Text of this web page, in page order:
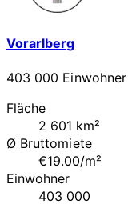
Vorarlberg
403 000 Einwohner
Fläche
2 601 km²
Ø Bruttomiete
€19.00/m²
Einwohner
403 000